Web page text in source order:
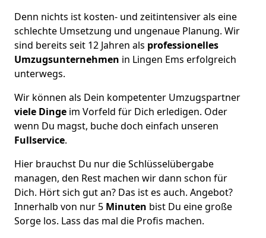
Denn nichts ist kosten- und zeitintensiver als eine
schlechte Umsetzung und ungenaue Planung. Wir
sind bereits seit 12 Jahren als professionelles
Umzugsunternehmen in Lingen Ems erfolgreich
unterwegs.
Wir können als Dein kompetenter Umzugspartner
viele Dinge im Vorfeld für Dich erledigen. Oder
wenn Du magst, buche doch einfach unseren
Fullservice.
Hier brauchst Du nur die Schlüsselübergabe
managen, den Rest machen wir dann schon für
Dich. Hört sich gut an? Das ist es auch. Angebot?
Innerhalb von nur 5 Minuten bist Du eine große
Sorge los. Lass das mal die Profis machen.